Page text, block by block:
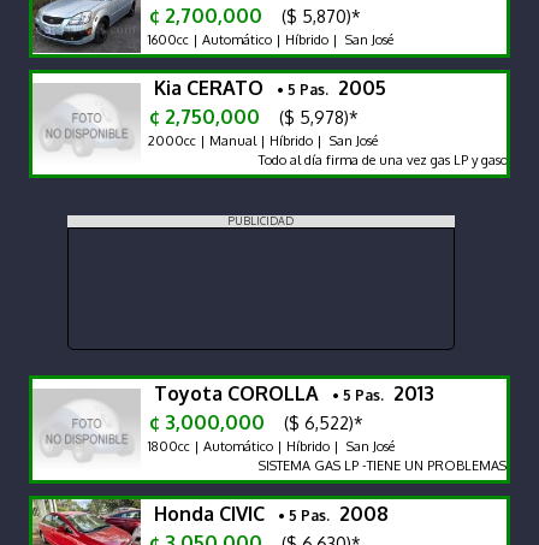
¢ 2,700,000
($ 5,870)*
1600cc | Automático | Híbrido | San José
Kia CERATO • 5 Pas. 2005
¢ 2,750,000
($ 5,978)*
2000cc | Manual | Híbrido | San José
Todo al día firma de una vez gas LP y gasolina
PUBLICIDAD
Toyota COROLLA • 5 Pas. 2013
¢ 3,000,000
($ 6,522)*
1800cc | Automático | Híbrido | San José
SISTEMA GAS LP -TIENE UN PROBLEMAS EN
Honda CIVIC • 5 Pas. 2008